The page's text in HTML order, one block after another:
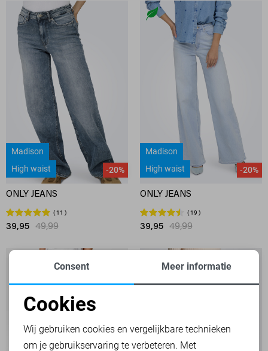
Madison
High waist
-20%
ONLY JEANS
11
39,95 49,99
Madison
High waist
-20%
ONLY JEANS
19
39,95 49,99
Noodzakelijke cookies
Personalisatie cookies
Consent Meer informatie
Cookies
Wij gebruiken cookies en vergelijkbare technieken
om je gebruikservaring te verbeteren. Met